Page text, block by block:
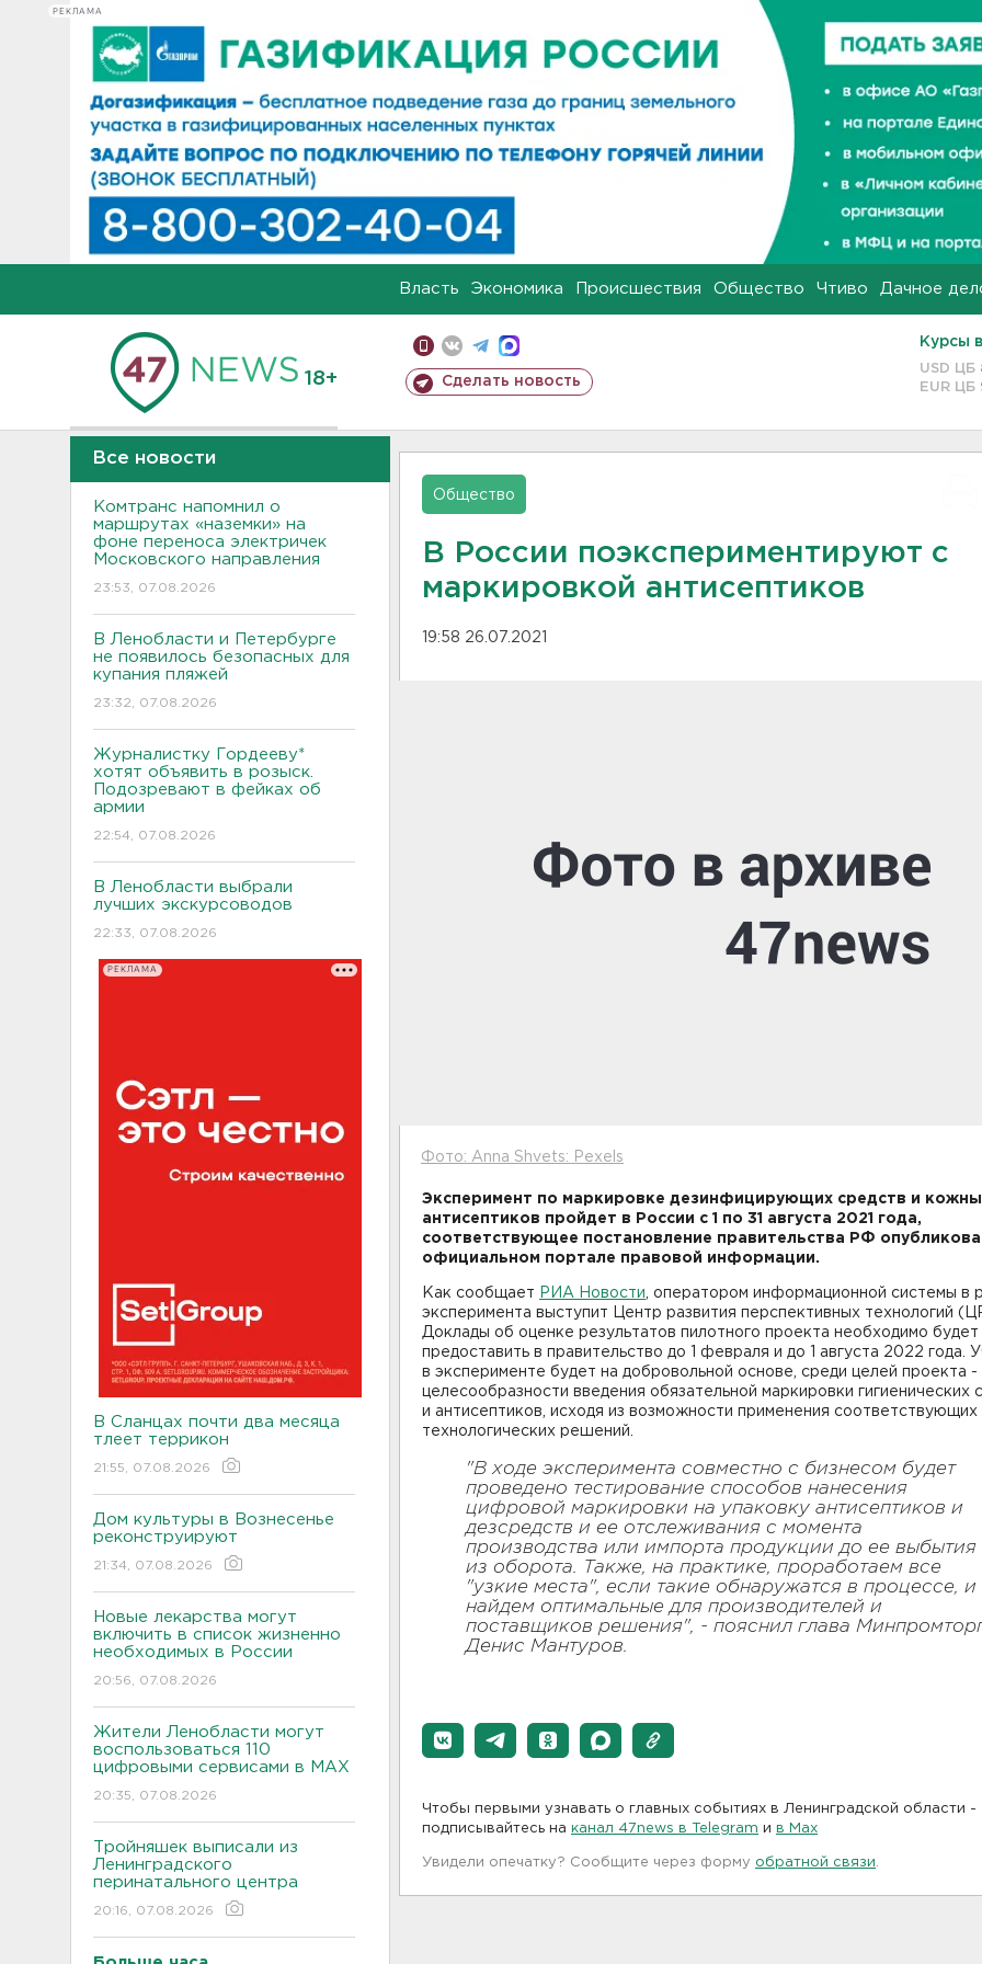
РЕКЛАМА
Власть Экономика Происшествия Общество Чтиво Дачное
18+ Сделать новость
Курсы
USD ЦБ
EUR ЦБ
Все новости
Комтранс напомнил о
маршрутах «наземки» на
фоне переноса электричек
Московского направления
23:53, 07.08.2026
В Ленобласти и Петербурге
не появилось безопасных для
купания пляжей
23:32, 07.08.2026
Журналистку Гордееву*
хотят объявить в розыск.
Подозревают в фейках об
армии
22:54, 07.08.2026
В Ленобласти выбрали
лучших экскурсоводов
22:33, 07.08.2026
РЕКЛАМА
В Сланцах почти два месяца
тлеет террикон
21:55, 07.08.2026
Дом культуры в Вознесенье
реконструируют
21:34, 07.08.2026
Новые лекарства могут
включить в список жизненно
необходимых в России
20:56, 07.08.2026
Жители Ленобласти могут
воспользоваться 110
цифровыми сервисами в МАХ
20:35, 07.08.2026
Тройняшек выписали из
Ленинградского
перинатального центра
20:16, 07.08.2026
Общество
В России поэкспериментируют с
маркировкой антисептиков
19:58 26.07.2021
Фото: Anna Shvets: Pexels
Эксперимент по маркировке дезинфицирующих средств и
антисептиков пройдет в России с 1 по 31 августа 2021 года,
соответствующее постановление правительства РФ
официальном портале правовой информации.
Как сообщает РИА Новости , оператором информационной системы в
эксперимента выступит Центр развития перспективных технологий
Доклады об оценке результатов пилотного проекта необходимо будет
предоставить в правительство до 1 февраля и до 1 августа 2022 года.
в эксперименте будет на добровольной основе, среди целей проекта -
целесообразности введения обязательной маркировки гигиенических
и антисептиков, исходя из возможности применения соответствующих
технологических решений.
"В ходе эксперимента совместно с бизнесом будет
проведено тестирование способов нанесения
цифровой маркировки на упаковку антисептиков и
дезсредств и ее отслеживания с момента
производства или импорта продукции до ее выбытия
из оборота. Также, на практике, проработаем все
"узкие места", если такие обнаружатся в процессе, и
найдем оптимальные для производителей и
поставщиков решения", - пояснил глава
Денис Мантуров.
Чтобы первыми узнавать о главных событиях в Ленинградской области -
подписывайтесь на канал 47news в Telegram и в Maх
Увидели опечатку? Сообщите через форму обратной связи